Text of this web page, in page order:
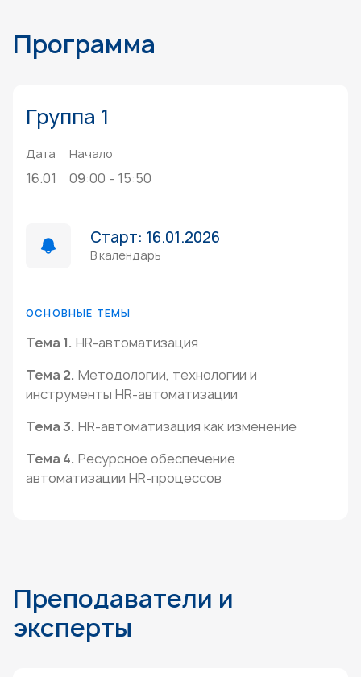
Программа
Группа 1
Дата Начало
16.01 09:00 - 15:50
Старт: 16.01.2026
В календарь
ОСНОВНЫЕ ТЕМЫ
Тема 1. HR-автоматизация
Тема 2. Методологии, технологии и
инструменты HR-автоматизации
Тема 3. HR-автоматизация как изменение
Тема 4. Ресурсное обеспечение
автоматизации HR-процессов
Преподаватели и
эксперты